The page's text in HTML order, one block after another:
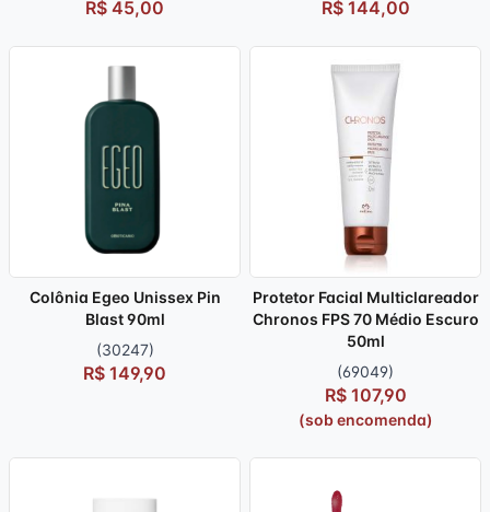
R$ 45,00 R$ 144,00
Colônia Egeo Unissex Pin
Blast 90ml
(30247)
R$ 149,90
Protetor Facial Multiclareador
Chronos FPS 70 Médio Escuro
50ml
(69049)
R$ 107,90
(sob encomenda)